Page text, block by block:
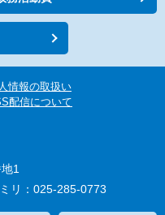
情報の取扱い
配信について
1
リ：025-285-0773